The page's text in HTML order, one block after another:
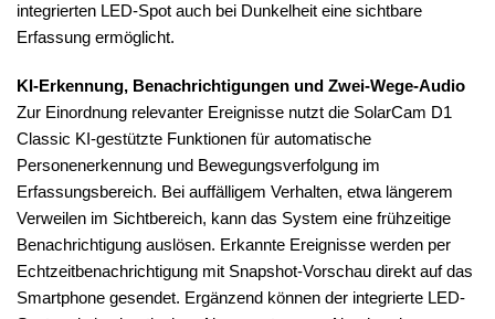
integrierten LED-Spot auch bei Dunkelheit eine sichtbare
Erfassung ermöglicht.
KI-Erkennung, Benachrichtigungen und Zwei-Wege-Audio
Zur Einordnung relevanter Ereignisse nutzt die SolarCam D1
Classic KI-gestützte Funktionen für automatische
Personenerkennung und Bewegungsverfolgung im
Erfassungsbereich. Bei auffälligem Verhalten, etwa längerem
Verweilen im Sichtbereich, kann das System eine frühzeitige
Benachrichtigung auslösen. Erkannte Ereignisse werden per
Echtzeitbenachrichtigung mit Snapshot-Vorschau direkt auf das
Smartphone gesendet. Ergänzend können der integrierte LED-